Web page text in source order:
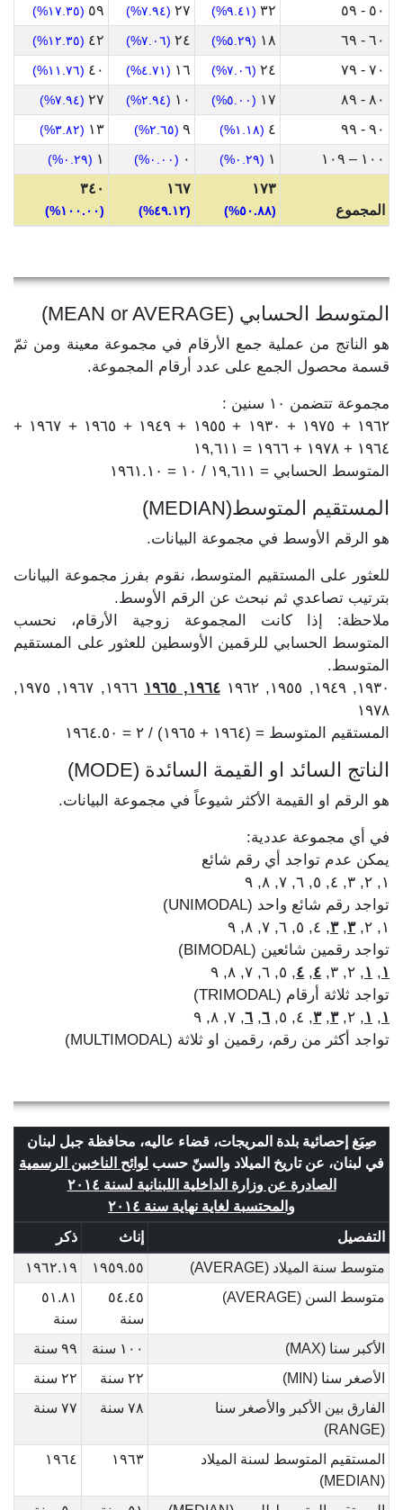
٥٠ - ٥٩ ٣٢ (٩.٤١%) ٢٧ (٧.٩٤%) ٥٩ (١٧.٣٥%)
٦٠ - ٦٩ ١٨ (٥.٢٩%) ٢٤ (٧.٠٦%) ٤٢ (١٢.٣٥%)
٧٠ - ٧٩ ٢٤ (٧.٠٦%) ١٦ (٤.٧١%) ٤٠ (١١.٧٦%)
٨٠ - ٨٩ ١٧ (٥.٠٠%) ١٠ (٢.٩٤%) ٢٧ (٧.٩٤%)
٩٠ - ٩٩ ٤ (١.١٨%) ٩ (٢.٦٥%) ١٣ (٣.٨٢%)
١٠٠ – ١٠٩ ١ (٠.٢٩%) ٠ (٠.٠٠%) ١ (٠.٢٩%)
المجموع
١٧٣
(٥٠.٨٨%)
١٦٧
(٤٩.١٢%)
٣٤٠
(١٠٠.٠٠%)
المتوسط الحسابي (MEAN or AVERAGE)
هو الناتج من عملية جمع الأرقام في مجموعة معينة ومن ثمّ
قسمة محصول الجمع على عدد أرقام المجموعة.
مجموعة تتضمن ١٠ سنين :
١٩٦٢ + ١٩٧٥ + ١٩٣٠ + ١٩٥٥ + ١٩٤٩ + ١٩٦٥ + ١٩٦٧ +
١٩٦٤ + ١٩٧٨ + ١٩٦٦ = ١٩,٦١١
المتوسط الحسابي = ١٩,٦١١ / ١٠ = ١٩٦١.١٠
المستقيم المتوسط(MEDIAN)
هو الرقم الأوسط في مجموعة البيانات.
للعثور على المستقيم المتوسط، نقوم بفرز مجموعة البيانات
بترتيب تصاعدي ثم نبحث عن الرقم الأوسط.
ملاحظة: إذا كانت المجموعة زوجية الأرقام، نحسب
المتوسط الحسابي للرقمين الأوسطين للعثور على المستقيم
المتوسط.
١٩٣٠, ١٩٤٩, ١٩٥٥, ١٩٦٢
١٩٦٤, ١٩٦٥
١٩٦٦, ١٩٦٧, ١٩٧٥,
١٩٧٨
المستقيم المتوسط = (١٩٦٤ + ١٩٦٥) / ٢ = ١٩٦٤.٥٠
الناتج السائد او القيمة السائدة (MODE)
هو الرقم او القيمة الأكثر شيوعاً في مجموعة البيانات.
في أي مجموعة عددية:
يمكن عدم تواجد أي رقم شائع
١, ٢, ٣, ٤, ٥, ٦, ٧, ٨, ٩
تواجد رقم شائع واحد (UNIMODAL)
١, ٢,
٣,٣, ٤, ٥, ٦, ٧, ٨, ٩
تواجد رقمين شائعين (BIMODAL)
١, ١, ٢, ٣, ٤, ٤, ٥, ٦, ٧, ٨, ٩
تواجد ثلاثة أرقام (TRIMODAL)
١, ١, ٢, ٣,٣, ٤, ٥, ٦, ٦, ٧, ٨, ٩
تواجد أكثر من رقم، رقمين او ثلاثة (MULTIMODAL)
صِيَغ إحصائية بلدة المريجات، قضاء عاليه، محافظة جبل لبنان
في لبنان، عن تاريخ الميلاد والسنّ حسب لوائح الناخبين الرسمية
الصادرة عن وزارة الداخلية اللبنانية لسنة ٢٠١٤
والمحتسبة لغاية نهاية سنة ٢٠١٤
التفصيل
إناث
ذكر
متوسط سنة الميلاد (AVERAGE)
١٩٥٩.٥٥
١٩٦٢.١٩
متوسط السن (AVERAGE)
٥٤.٤٥
سنة
٥١.٨١
سنة
الأكبر سنا (MAX)
١٠٠ سنة
٩٩ سنة
الأصغر سنا (MIN)
٢٢ سنة
٢٢ سنة
الفارق بين الأكبر والأصغر سنا
(RANGE)
٧٨ سنة ٧٧ سنة
المستقيم المتوسط لسنة الميلاد
(MEDIAN)
١٩٦٣ ١٩٦٤